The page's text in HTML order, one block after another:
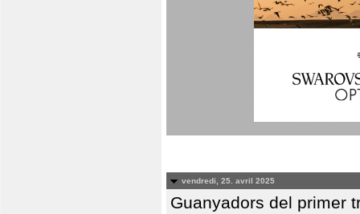
vendredi, 25. avril 2025
Guanyadors del primer